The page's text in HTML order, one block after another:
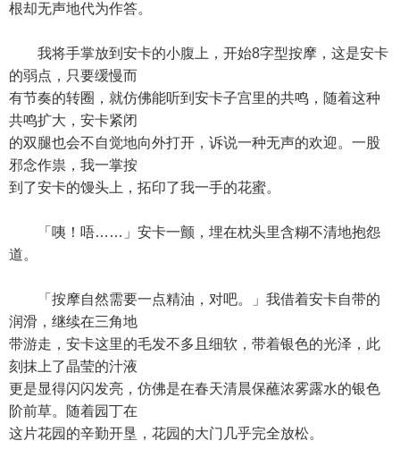
根却无声地代为作答。
我将手掌放到安卡的小腹上，开始8字型按摩，这是安卡
的弱点，只要缓慢而
有节奏的转圈，就仿佛能听到安卡子宫里的共鸣，随着这种
共鸣扩大，安卡紧闭
的双腿也会不自觉地向外打开，诉说一种无声的欢迎。一股
邪念作祟，我一掌按
到了安卡的馒头上，拓印了我一手的花蜜。
「咦！唔……」安卡一颤，埋在枕头里含糊不清地抱怨
道。
「按摩自然需要一点精油，对吧。」我借着安卡自带的
润滑，继续在三角地
带游走，安卡这里的毛发不多且细软，带着银色的光泽，此
刻抹上了晶莹的汁液
更是显得闪闪发亮，仿佛是在春天清晨保蘸浓雾露水的银色
阶前草。随着园丁在
这片花园的辛勤开垦，花园的大门几乎完全放松。